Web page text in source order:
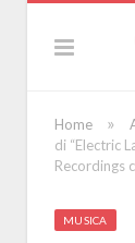
Home »
di “Electric
Recordings
MUSICA